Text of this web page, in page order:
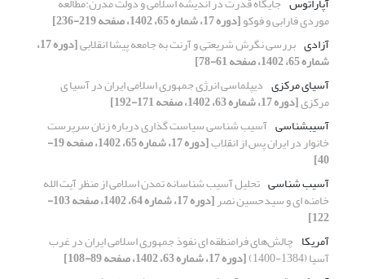
موردی فارابی و فوکو[دوره 17، شماره 65، 1402، صفحه 219-236]
آزادی بررسی نگرش شریعتی و آرنت به جامعه پیشا انقلابی [دوره 17،
شماره 65، 1402، صفحه 61-78]
آسیای مرکزی دیپلماسی انرژی جمهوری اسلامی ایران در آسیا ی
مرکزی[دوره 17، شماره 63، 1402، صفحه 171-192]
آسیب‏شناسی آسیب شناسی سیاست گذاری درباره زنان سرپرست
خانوار در ایران پس از انقلاب [دوره 17، شماره 65، 1402، صفحه 19-
40]
آسیب شناسی تحلیل آسیب شناسانه تمدن اسلامی از منظر آیت الله
خامنه ای و سیدحسین نصر [دوره 17، شماره 64، 1402، صفحه 103-
122]
آمریکا چالش‌های فرامنطقه ‌ای نفوذ جمهوری اسلامی ایران در غرب
آسیا (1384-1400)
[دوره 17، شماره 63، 1402، صفحه 89-108]